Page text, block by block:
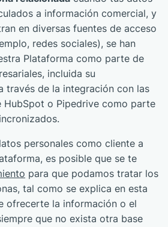
a información comercial, y
en diversas fuentes de acceso
redes sociales), se han
Plataforma como parte de
incluida su
través de la integración con las
HubSpot o Pipedrive como parte
personales como cliente a
es posible que se te
para que podamos tratar los
tal como se explica en esta
ofrecerte la información o el
que no exista otra base